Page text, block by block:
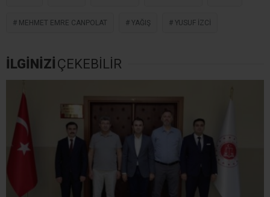
MEHMET EMRE CANPOLAT YAĞIŞ YUSUF İZCI
İLGİNİZİ ÇEKEBİLİR